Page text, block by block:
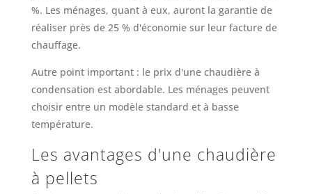
%. Les ménages, quant à eux, auront la garantie de
réaliser près de 25 % d'économie sur leur facture de
chauffage.
Autre point important : le prix d'une chaudière à
condensation est abordable. Les ménages peuvent
choisir entre un modèle standard et à basse
température.
Les avantages d'une chaudière
à pellets